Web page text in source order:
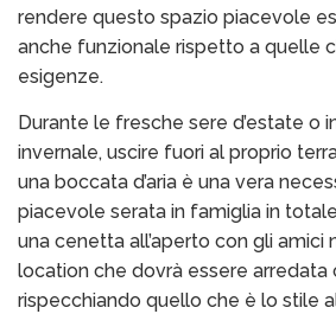
rendere questo spazio piacevole
anche funzionale rispetto a quelle
esigenze.
Durante le fresche sere d’estate o
invernale, uscire fuori al proprio
una boccata d’aria è una vera
piacevole serata in famiglia in
una cenetta all’aperto con gli amici
location che dovrà essere arredata
rispecchiando quello che è lo stile